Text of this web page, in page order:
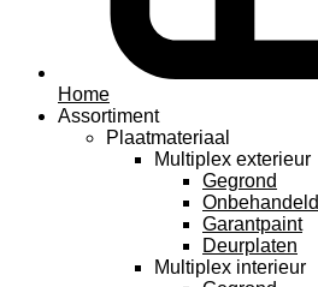
Home
Assortiment
Plaatmateriaal
Multiplex exterieur
Gegrond
Onbehandeld
Garantpaint
Deurplaten
Multiplex interieur